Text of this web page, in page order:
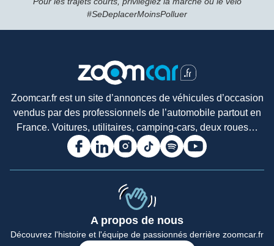
#SeDeplacerMoinsPolluer
Zoomcar.fr est un site d’annonces de véhicules d’occasion
vendus par des professionnels de l’automobile partout en
France. Voitures, utilitaires, camping-cars, deux roues…
A propos de nous
Découvrez l'histoire et l'équipe de passionnés derrière zoomcar.fr